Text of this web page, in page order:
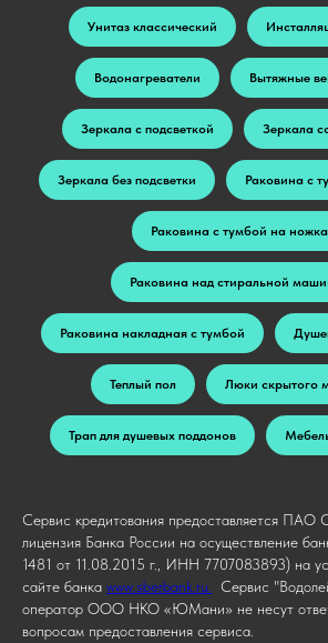
Унитаз классический
Водонагреватели Вытяжные
Зеркала с подсветкой Зеркала
Зеркала без подсветки Раковина с
Раковина с тумбой на
Раковина над стиральной
Раковина накладная с тумбой
Теплый пол Люки скрытого
Трап для душевых поддонов
Сервис кредитования предоставляется ПАО
лицензия Банка России на осуществление
1481 от 11.08.2015 г., ИНН 7707083893) на
сайте банка www.sberbank.ru.
Сервис
оператор ООО НКО «ЮМани» не несут
вопросам предоставления сервиса.